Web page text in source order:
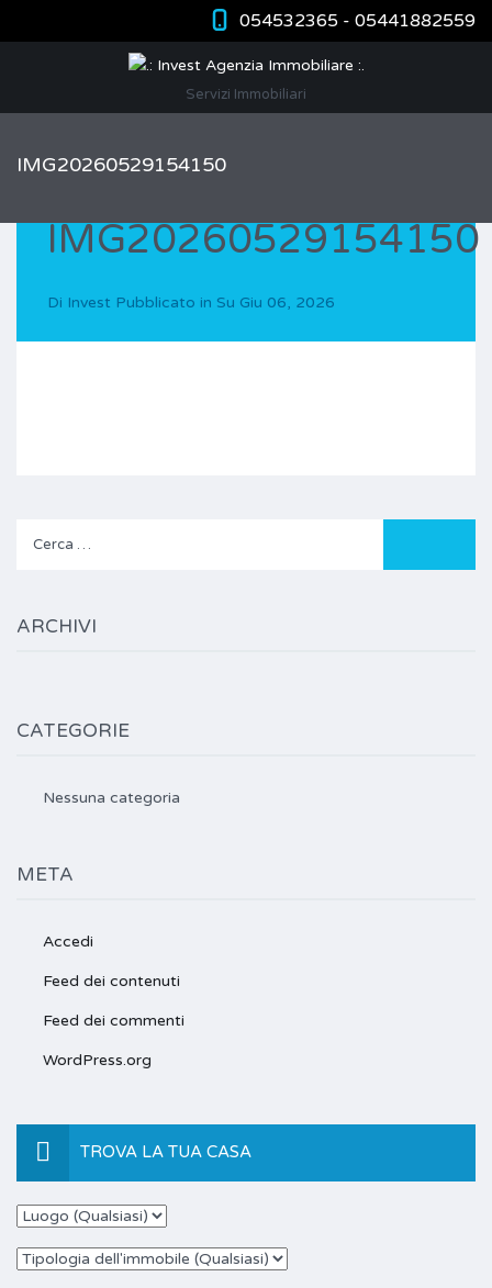
054532365 - 05441882559
Servizi Immobiliari
IMG20260529154150
IMG20260529154150
Di Invest Pubblicato in Su Giu 06, 2026
ARCHIVI
CATEGORIE
Nessuna categoria
META
Accedi
Feed dei contenuti
Feed dei commenti
WordPress.org
TROVA LA TUA CASA